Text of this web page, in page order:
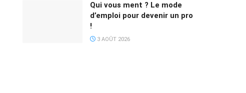
Qui vous ment ? Le mode
d’emploi pour devenir un pro
!
3 AOÛT 2026